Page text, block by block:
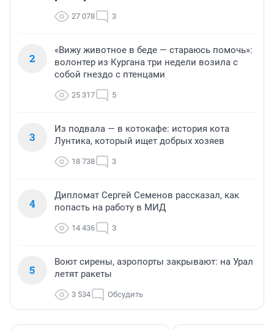
27 078 3
2
«Вижу животное в беде — стараюсь помочь»:
волонтер из Кургана три недели возила с
собой гнездо с птенцами
25 317 5
3
Из подвала — в котокафе: история кота
Лунтика, который ищет добрых хозяев
18 738 3
4
Дипломат Сергей Семенов рассказал, как
попасть на работу в МИД
14 436 3
5
Воют сирены, аэропорты закрывают: на Урал
летят ракеты
3 534 Обсудить